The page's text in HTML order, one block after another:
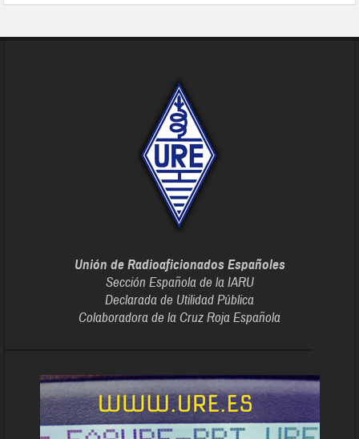
Unión de Radioaficionados Españoles
Sección Española de la IARU
Declarada de Utilidad Pública
Colaboradora de la Cruz Roja Española